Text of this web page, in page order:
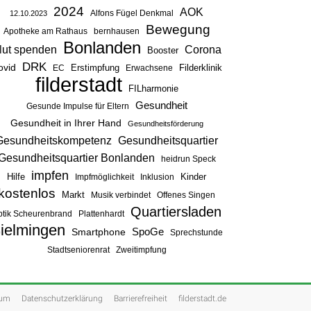
12.10.2023 2024 Alfons Fügel Denkmal AOK
Apotheke am Rathaus bernhausen Bewegung
spenden Bonlanden Booster Corona
DRK EC Erstimpfung Erwachsene Filderklinik
filderstadt FILharmonie
Gesunde Impulse für Eltern Gesundheit
Gesundheit in Ihrer Hand Gesundheitsförderung
Gesundheitsquartier
Bonlanden
heidrun Speck
Hilfe impfen Impfmöglichkeit Inklusion Kinder
kostenlos Markt Musik verbindet
Offenes Singen
Scheurenbrand
Plattenhardt Quartiersladen
Smartphone SpoGe Sprechstunde
Stadtseniorenrat Zweitimpfung
Datenschutzerklärung Barrierefreiheit filderstadt.de